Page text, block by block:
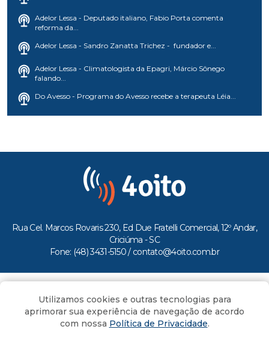
Adelor Lessa - Deputado italiano, Fabio Porta comenta
reforma da...
Adelor Lessa - Sandro Zanatta Trichez - fundador e...
Adelor Lessa - Climatologista da Epagri, Márcio Sônego
falando...
Do Avesso - Programa do Avesso recebe a terapeuta Léia...
Rua Cel. Marcos Rovaris 230, Ed Due Fratelli Comercial, 12º Andar,
Criciúma - SC
Fone: (48) 3431-5150 / contato@4oito.com.br
Todos os direitos reservados ao Portal 4oito
Utilizamos cookies e outras tecnologias para
aprimorar sua experiência de navegação de acordo
com nossa Política de Privacidade.